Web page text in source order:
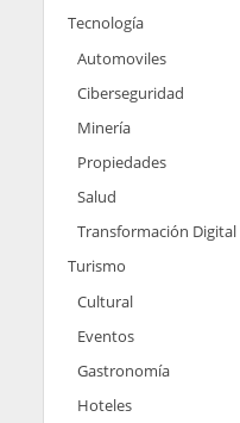
Tecnología
Automoviles
Ciberseguridad
Minería
Propiedades
Salud
Transformación Digital
Turismo
Cultural
Eventos
Gastronomía
Hoteles